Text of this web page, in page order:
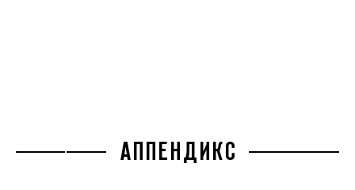
АППЕНДИКС